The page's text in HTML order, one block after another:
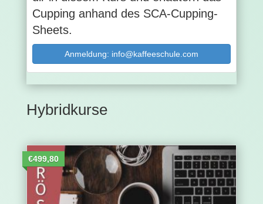
Cupping anhand des SCA-Cupping-
Sheets.
Anmeldung: info@kaffeeschule.com
Hybridkurse
€499,80